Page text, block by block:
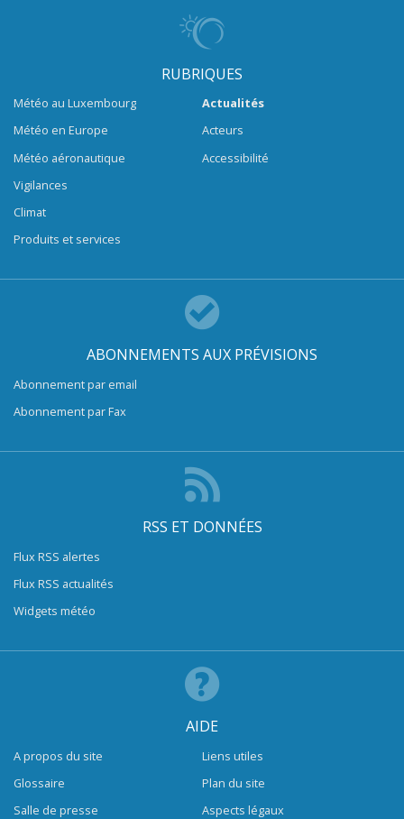
RUBRIQUES
Météo au Luxembourg
Météo en Europe
Météo aéronautique
Vigilances
Climat
Produits et services
Actualités
Acteurs
Accessibilité
ABONNEMENTS AUX PRÉVISIONS
Abonnement par email
Abonnement par Fax
RSS ET DONNÉES
Flux RSS alertes
Flux RSS actualités
Widgets météo
AIDE
A propos du site
Glossaire
Salle de presse
Liens utiles
Plan du site
Aspects légaux